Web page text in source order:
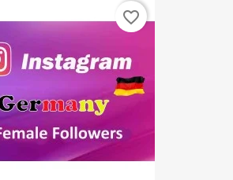
favorite_border